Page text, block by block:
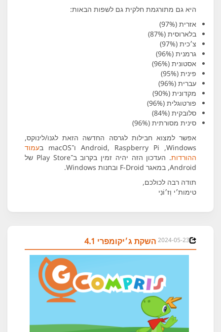
היא גם מתורגמת חלקית גם לשפות הבאות:
אזרית (97%)
בלארוסית (87%)
צ׳כית (97%)
גרמנית (96%)
אסטונית (96%)
פינית (95%)
עברית (96%)
מקדונית (90%)
פורטוגלית (96%)
סלובקית (84%)
סינית מסורתית (96%)
אפשר למצוא חבילות לגרסה החדשה הזאת לגנו/לינוקס,
Windows,‏ Android, Raspberry Pi ו־macOS ב
עמוד
ההורדות
. העדכון הזה יהיה זמין בקרוב ב־Play Store של
Android, במאגר F-Droid ובחנות Windows.
תודה רבה לכולכם,
טימות׳י וְז׳וֹנִי
2024-05-23 השקת ג׳יקומפרי 4.1